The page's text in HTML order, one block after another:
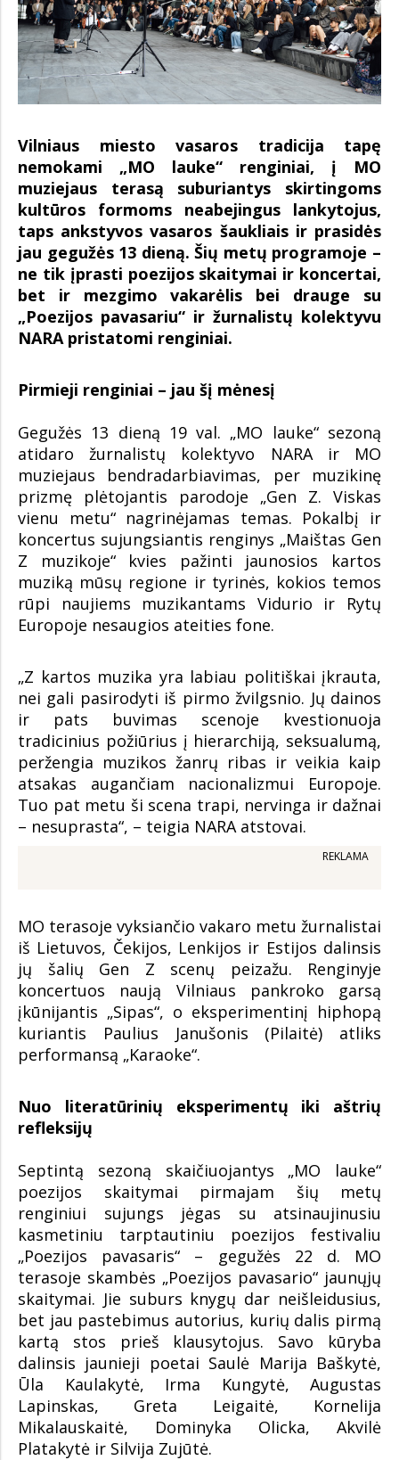
Vilniaus miesto vasaros tradicija tapę
nemokami „MO lauke“ renginiai, į MO
muziejaus terasą suburiantys skirtingoms
kultūros formoms neabejingus lankytojus,
taps ankstyvos vasaros šaukliais ir prasidės
jau gegužės 13 dieną. Šių metų programoje –
ne tik įprasti poezijos skaitymai ir koncertai,
bet ir mezgimo vakarėlis bei drauge su
„Poezijos pavasariu“ ir žurnalistų kolektyvu
NARA pristatomi renginiai.
Pirmieji renginiai – jau šį mėnesį
Gegužės 13 dieną 19 val. „MO lauke“ sezoną
atidaro žurnalistų kolektyvo NARA ir MO
muziejaus bendradarbiavimas, per muzikinę
prizmę plėtojantis parodoje „Gen Z. Viskas
vienu metu“ nagrinėjamas temas. Pokalbį ir
koncertus sujungsiantis renginys „Maištas Gen
Z muzikoje“ kvies pažinti jaunosios kartos
muziką mūsų regione ir tyrinės, kokios temos
rūpi naujiems muzikantams Vidurio ir Rytų
Europoje nesaugios ateities fone.
„Z kartos muzika yra labiau politiškai įkrauta,
nei gali pasirodyti iš pirmo žvilgsnio. Jų dainos
ir pats buvimas scenoje kvestionuoja
tradicinius požiūrius į hierarchiją, seksualumą,
peržengia muzikos žanrų ribas ir veikia kaip
atsakas augančiam nacionalizmui Europoje.
Tuo pat metu ši scena trapi, nervinga ir dažnai
– nesuprasta“, – teigia NARA atstovai.
REKLAMA
MO terasoje vyksiančio vakaro metu žurnalistai
iš Lietuvos, Čekijos, Lenkijos ir Estijos dalinsis
jų šalių Gen Z scenų peizažu. Renginyje
koncertuos naują Vilniaus pankroko garsą
įkūnijantis „Sipas“, o eksperimentinį hiphopą
kuriantis Paulius Janušonis (Pilaitė) atliks
performansą „Karaoke“.
Nuo literatūrinių eksperimentų iki aštrių
refleksijų
Septintą sezoną skaičiuojantys „MO lauke“
poezijos skaitymai pirmajam šių metų
renginiui sujungs jėgas su atsinaujinusiu
kasmetiniu tarptautiniu poezijos festivaliu
„Poezijos pavasaris“ – gegužės 22 d. MO
terasoje skambės „Poezijos pavasario“ jaunųjų
skaitymai. Jie suburs knygų dar neišleidusius,
bet jau pastebimus autorius, kurių dalis pirmą
kartą stos prieš klausytojus. Savo kūryba
dalinsis jaunieji poetai Saulė Marija Baškytė,
Ūla Kaulakytė, Irma Kungytė, Augustas
Lapinskas, Greta Leigaitė, Kornelija
Mikalauskaitė, Dominyka Olicka, Akvilė
Platakytė ir Silvija Zujūtė.